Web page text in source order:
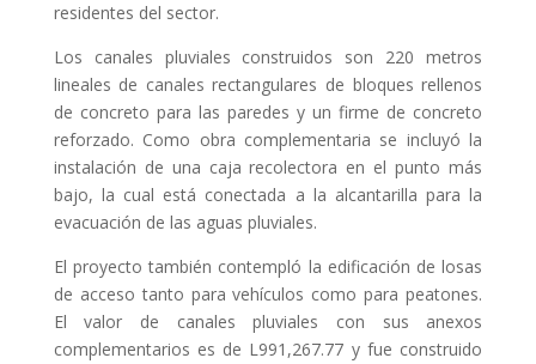
residentes del sector.
Los canales pluviales construidos son 220 metros
lineales de canales rectangulares de bloques rellenos
de concreto para las paredes y un firme de concreto
reforzado. Como obra complementaria se incluyó la
instalación de una caja recolectora en el punto más
bajo, la cual está conectada a la alcantarilla para la
evacuación de las aguas pluviales.
El proyecto también contempló la edificación de losas
de acceso tanto para vehículos como para peatones.
El valor de canales pluviales con sus anexos
complementarios es de L991,267.77 y fue construido